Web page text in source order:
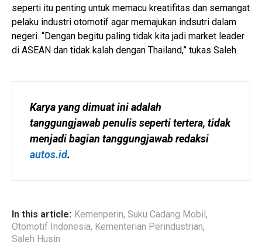
seperti itu penting untuk memacu kreatifitas dan semangat
pelaku industri otomotif agar memajukan indsutri dalam
negeri. “Dengan begitu paling tidak kita jadi market leader
di ASEAN dan tidak kalah dengan Thailand,” tukas Saleh.
Karya yang dimuat ini adalah
tanggungjawab penulis seperti tertera, tidak
autos.id.
In this article: Kemenperin, Suku Cadang Mobil,
Otomotif Indonesia, Kementerian Perindustrian,
Saleh Husin